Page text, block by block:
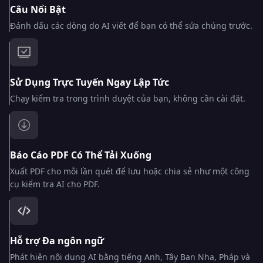
Câu Nổi Bật
Đánh dấu các dòng do AI viết để bạn có thể sửa chúng trước.
Sử Dụng Trực Tuyến Ngay Lập Tức
Chạy kiểm tra trong trình duyệt của bạn, không cần cài đặt.
Báo Cáo PDF Có Thể Tải Xuống
Xuất PDF cho mỗi lần quét để lưu hoặc chia sẻ như một công
cụ kiểm tra AI cho PDF.
Hỗ trợ Đa ngôn ngữ
Phát hiện nội dung AI bằng tiếng Anh, Tây Ban Nha, Pháp và